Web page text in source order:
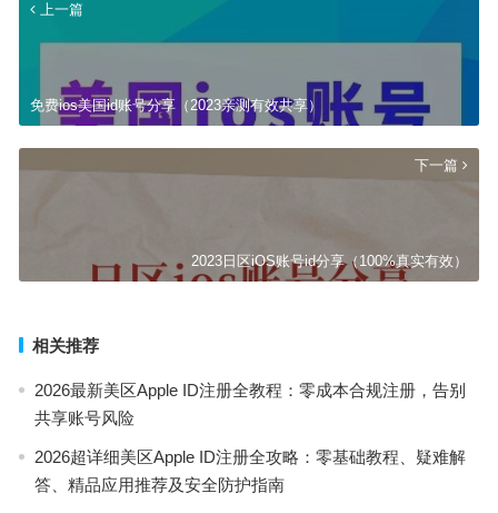
上一篇
免费ios美国id账号分享（2023亲测有效共享）
下一篇
2023日区iOS账号id分享（100%真实有效）
相关推荐
2026最新美区Apple ID注册全教程：零成本合规注册，告别
共享账号风险
2026超详细美区Apple ID注册全攻略：零基础教程、疑难解
答、精品应用推荐及安全防护指南